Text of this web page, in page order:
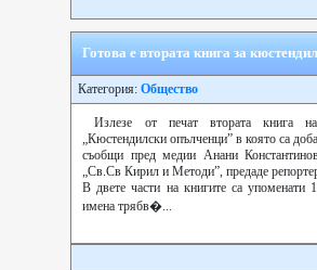
Готова е втората книга за
Категория: Общество
Излезе от печат втората книга
„Кюстендилски опълченци” в която са
съобщи пред медии Анани
„Св.Св Кирил и Методи”, предаде
В двете части на книгите са упоменати
имена трябв�...